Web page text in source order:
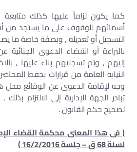
كما يكون لزاماً عليها كذلك
أسمائهم للوقوف على ما يستجد من
التسجيل أو تعديله , وبصفة خاصة ما
بالبراءة أو انقضاء الدعوى الجنائية
إليهم , وتم تسجليهم بناء عليها ,
النيابة العامة من قرارات بحفظ
وجه لإقامة الدعوى عن الوقائع
تبادر الجهة الإدارية إلى الالتزام
لصحيح حكم القانون .
لسنة 68 ق – جلسة 16/2/2016 )